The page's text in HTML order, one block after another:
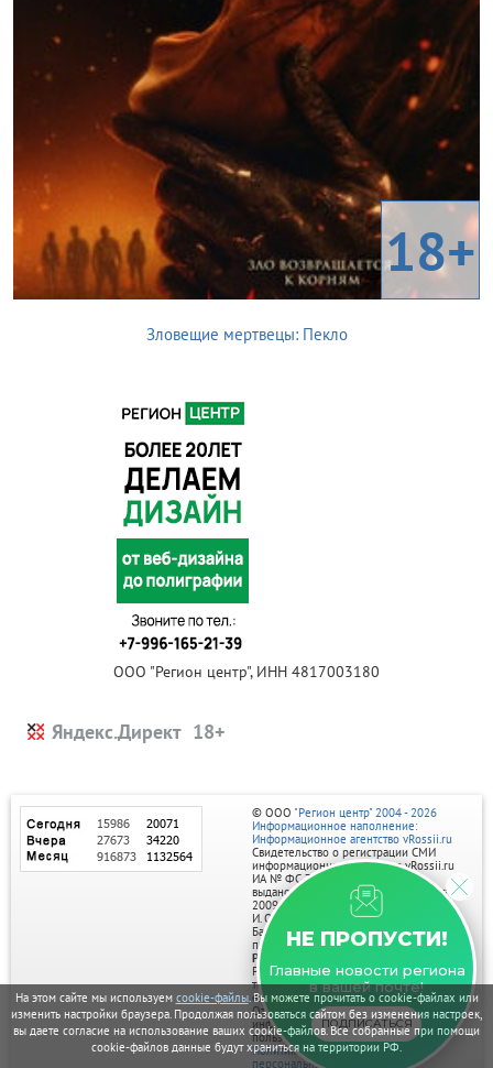
На этом сайте мы используем cookie-файлы. Вы можете прочитать о cookie-файлах или
изменить настройки браузера. Продолжая пользоваться сайтом без изменения настроек,
вы даете согласие на использование ваших cookie-файлов. Все собранные при помощи
cookie-файлов данные будут храниться на территории РФ.
18+
Зловещие мертвецы: Пекло
ООО "Регион центр", ИНН 4817003180
Яндекс.Директ
НЕ ПРОПУСТИ!
Главные новости региона
в вашей почте!
ПОДПИСАТЬСЯ
© ООО "Регион центр" 2004 - 2026
Информационное наполнение:
Информационное агентство vRossii.ru
Свидетельство о регистрации СМИ
информационного агентства vRossii.ru
ИА № ФС 77‑35502
выдано РОСКОМНАДЗОРом 04 марта
2009г.
И. О. Главного редактора Нарыков А. Н.
Баннеры на портале размещаются на
правах рекламы.
Реклама на портале:
Рекламное агентство "Умный маркетинг"
тел. 7-910-267-70-40,
email: umnyy.marketing@yandex.ru
Отдельные публикации могут содержать
информацию, не предназначенную для
пользователей до 18 лет.
Политика в отношении обработки
персональных данных